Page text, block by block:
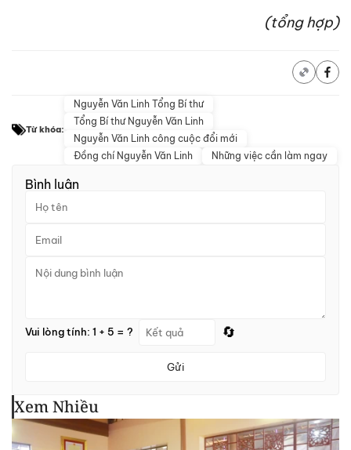
(tổng hợp)
Từ khóa:
Nguyễn Văn Linh Tổng Bí thư
Tổng Bí thư Nguyễn Văn Linh
Nguyễn Văn Linh công cuộc đổi mới
Đồng chí Nguyễn Văn Linh
Những việc cần làm ngay
Bình luận
Vui lòng tính: 1 + 5 = ? 🔄
Gửi
Xem Nhiều